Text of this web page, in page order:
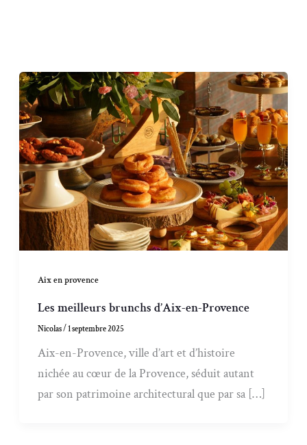
Aix en provence
Les meilleurs brunchs d’Aix-en-Provence
Nicolas/1 septembre 2025
Aix-en-Provence, ville d’art et d’histoire
nichée au cœur de la Provence, séduit autant
par son patrimoine architectural que par sa […]